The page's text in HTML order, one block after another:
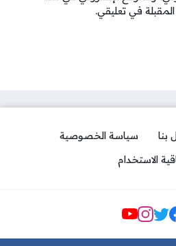
في تعليقي.
بنا
سياسة الخصوصية
الاستخدام
مواقع التواصل